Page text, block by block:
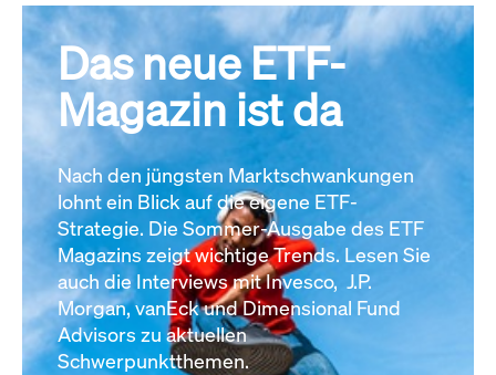
Das neue ETF-
Magazin ist da
Nach den jüngsten Marktschwankungen
lohnt ein Blick auf die eigene ETF-
Strategie. Die Sommer-Ausgabe des ETF
Magazins zeigt wichtige Trends. Lesen Sie
auch die Interviews mit Invesco, J.P.
Morgan, vanEck und Dimensional Fund
Advisors zu aktuellen
Schwerpunktthemen.